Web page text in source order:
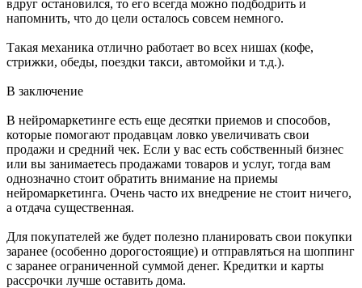
вдруг остановился, то его всегда можно подбодрить и
напомнить, что до цели осталось совсем немного.
Такая механика отлично работает во всех нишах (кофе,
стрижки, обеды, поездки такси, автомойки и т.д.).
В заключение
В нейромаркетинге есть еще десятки приемов и способов,
которые помогают продавцам ловко увеличивать свои
продажи и средний чек. Если у вас есть собственный бизнес
или вы занимаетесь продажами товаров и услуг, тогда вам
однозначно стоит обратить внимание на приемы
нейромаркетинга. Очень часто их внедрение не стоит ничего,
а отдача существенная.
Для покупателей же будет полезно планировать свои покупки
заранее (особенно дорогостоящие) и отправляться на шоппинг
с заранее ограниченной суммой денег. Кредитки и карты
рассрочки лучше оставить дома.